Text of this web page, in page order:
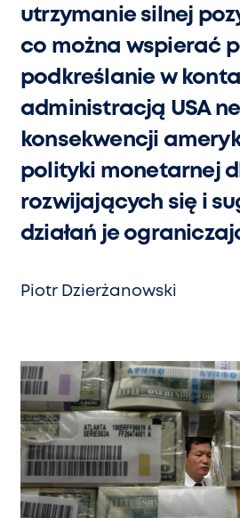
utrzymanie silnej
co można wspierać
podkreślanie w
administracją USA
konsekwencji
polityki monetarnej
rozwijających się i
działań je
Piotr Dzierżanowski